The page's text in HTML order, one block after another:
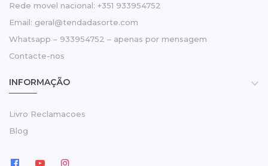
Rede movel nacional: +351 933954752
Email: geral@tendadasorte.com
Whatsapp – 933954752 – apenas por mensagem
Contacte-nos
INFORMAÇÃO 
Livro Reclamacoes
Blog